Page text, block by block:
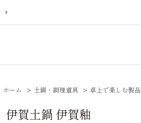
ホーム > 土鍋・調理道具 > 卓上で楽しむ製品
伊賀土鍋 伊賀釉